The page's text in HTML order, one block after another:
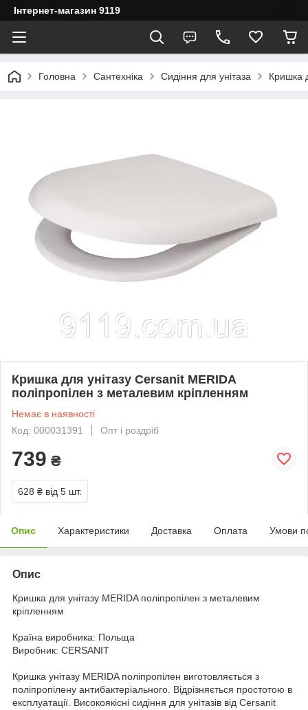
Інтернет-магазин 9119
Головна Сантехніка Сидіння для унітаза Кришка
Кришка для унітазу Cersanit MERIDA
поліпропілен з металевим кріпленням
Немає в наявності
Код: 000031391
Опт і роздріб
739 ₴
628 ₴ від 5 шт.
Опис Характеристики Доставка Оплата Умови
Опис
Кришка для унітазу MERIDA поліпропілен з металевим
кріпленням
Країна виробника: Польща
Виробник: CERSANIT
Кришка унітазу MERIDA поліпропілен виготовляється з
поліпропілену антибактеріального. Відрізняється простотою в
експлуатації. Високоякісні сидіння для унітазів від Cersanit